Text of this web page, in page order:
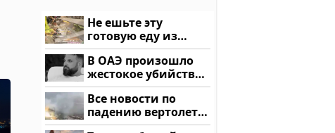
Не ешьте эту
готовую еду из
магазина: список
В ОАЭ произошло
жестокое убийство
криптомиллионера
Все новости по
падению вертолета
на Кавказе: читать